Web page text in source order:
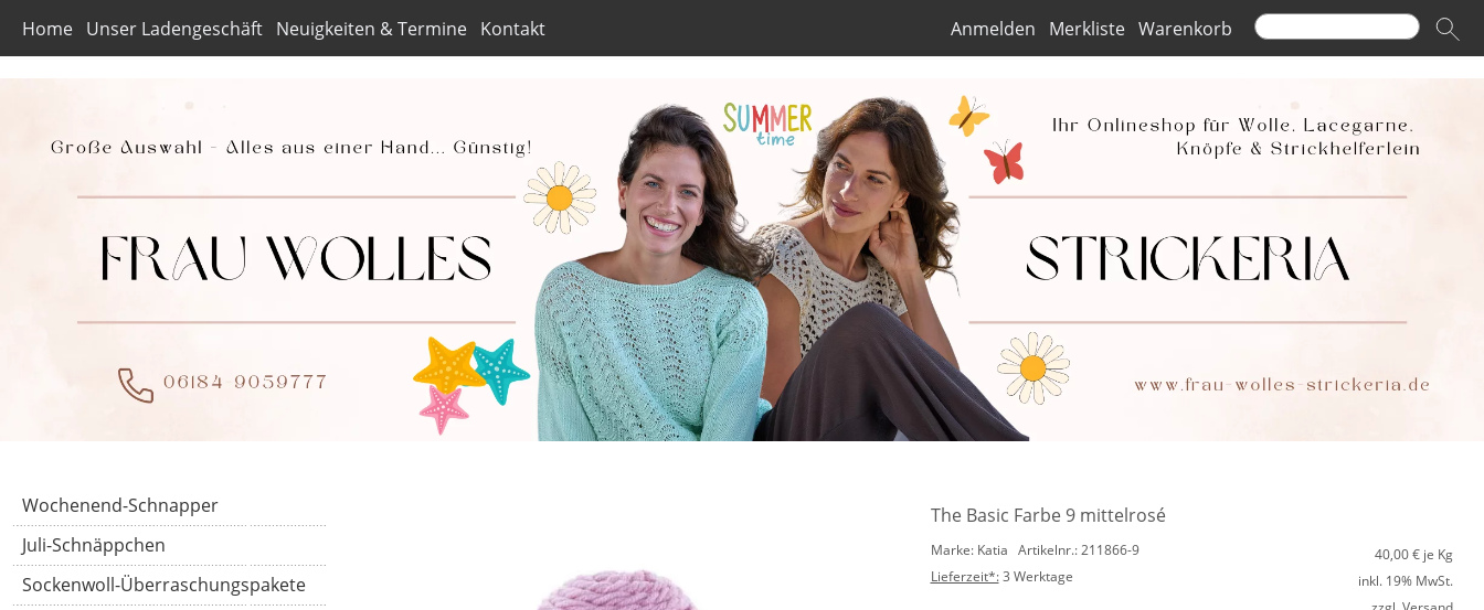
Home Unser Ladengeschäft Neuigkeiten & Termine Kontakt Anmelden Merkliste Warenkorb
Wochenend-Schnapper
Juli-Schnäppchen
Sockenwoll-Überraschungspakete
The Basic Farbe 9 mittelrosé
Marke: Katia Artikelnr.: 211866-9
Lieferzeit*:3 Werktage
40,00€ je Kg
inkl. 19% MwSt.